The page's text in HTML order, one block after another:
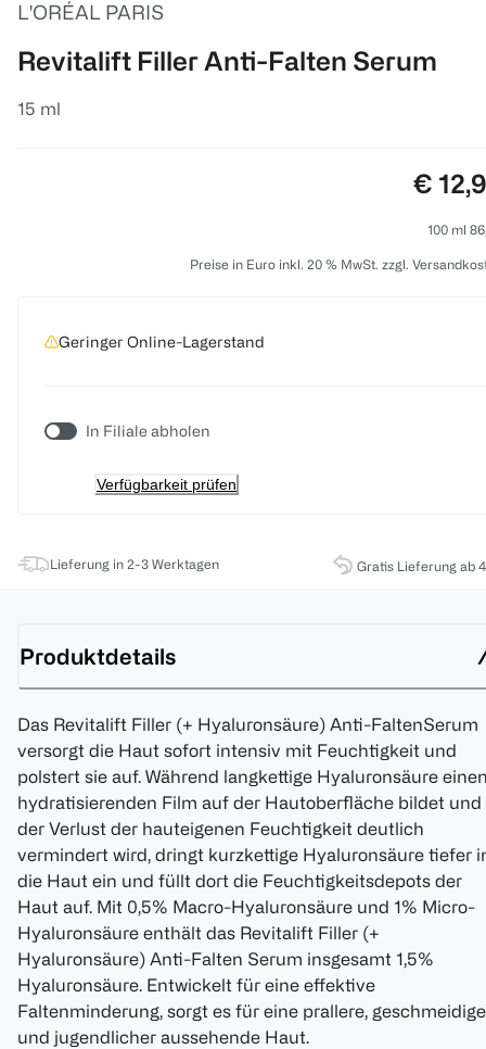
L'ORÉAL PARIS
Revitalift Filler Anti-Falten Serum
15 ml
Preis:
€
100 ml
Preise in Euro inkl. 20 % MwSt. zzgl.
Geringer Online-Lagerstand
In Filiale abholen
Verfügbarkeit prüfen
Lieferung in 2-3 Werktagen Gratis Lieferung ab
Produktdetails
Das Revitalift Filler (+ Hyaluronsäure) Anti-FaltenSerum
versorgt die Haut sofort intensiv mit Feuchtigkeit und
polstert sie auf. Während langkettige Hyaluronsäure
hydratisierenden Film auf der Hautoberfläche bildet und
der Verlust der hauteigenen Feuchtigkeit deutlich
vermindert wird, dringt kurzkettige Hyaluronsäure tiefer
die Haut ein und füllt dort die Feuchtigkeitsdepots der
Haut auf. Mit 0,5% Macro-Hyaluronsäure und 1% Micro-
Hyaluronsäure enthält das Revitalift Filler (+
Hyaluronsäure) Anti-Falten Serum insgesamt 1,5%
Hyaluronsäure. Entwickelt für eine effektive
Faltenminderung, sorgt es für eine prallere,
und jugendlicher aussehende Haut.